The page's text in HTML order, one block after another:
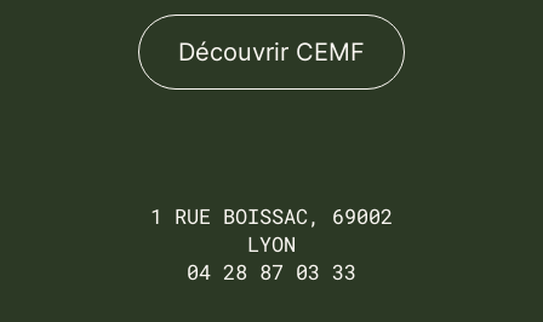
Découvrir CEMF
1 RUE BOISSAC, 69002
LYON
04 28 87 03 33